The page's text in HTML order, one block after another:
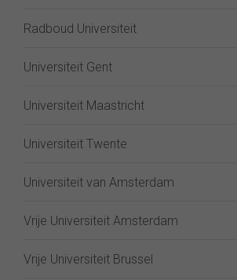
Radboud Universiteit
Universiteit Gent
Universiteit Maastricht
Universiteit Twente
Universiteit van Amsterdam
Vrije Universiteit Amsterdam
Vrije Universiteit Brussel